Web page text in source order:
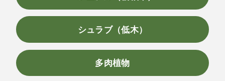
シュラブ（低木）
多肉植物